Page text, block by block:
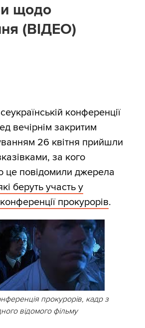
щодо
(ВІДЕО)
конференції
вечірнім закритим
26 квітня прийшли
за кого
це повідомили джерела
беруть участь у
прокурорів.
прокурорів, кадр з
відомого фільму